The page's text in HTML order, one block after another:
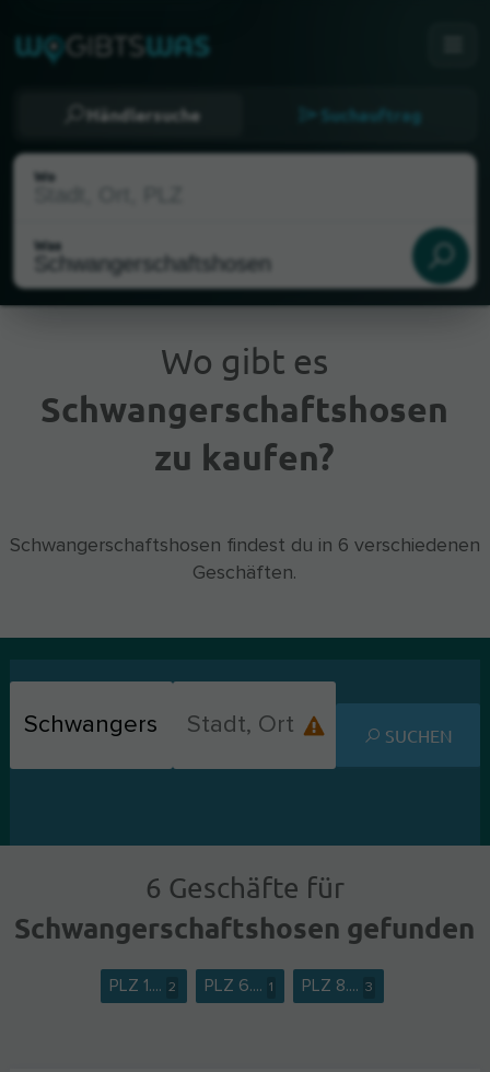
Händlersuche Suchauftrag
Wo
Was
Aktueller Standort
Wo gibt es
Schwangerschaftshosen
zu kaufen?
Schwangerschaftshosen findest du in 6 verschiedenen
Geschäften.
SUCHEN
6 Geschäfte für
Schwangerschaftshosen gefunden
PLZ 1.... 2 PLZ 6.... 1 PLZ 8.... 3